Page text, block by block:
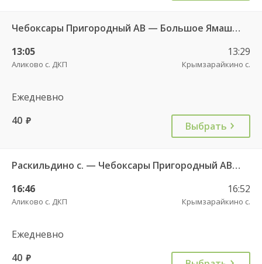
Чебоксары Пригородный АВ — Большое Ямашево с. ч/з Аликово с. ДКП 661
13:05
Аликово с. ДКП
13:29
Крымзарайкино с.
Ежедневно
40 руб. Выбрать
Раскильдино с. — Чебоксары Пригородный АВ ч/з Орбаши д. 728
16:46
Аликово с. ДКП
16:52
Крымзарайкино с.
Ежедневно
40 руб.